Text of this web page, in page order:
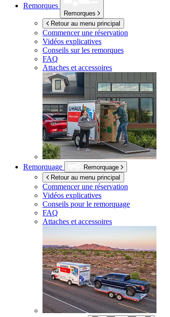
Remorques
Remorques
Retour au menu principal
Commencer une réservation
Vidéos explicatives
Conseils sur les remorques
FAQ
Attaches et accessoires
Remorquage
Remorquage
Retour au menu principal
Commencer une réservation
Vidéos explicatives
Conseils pour le remorquage
FAQ
Attaches et accessoires